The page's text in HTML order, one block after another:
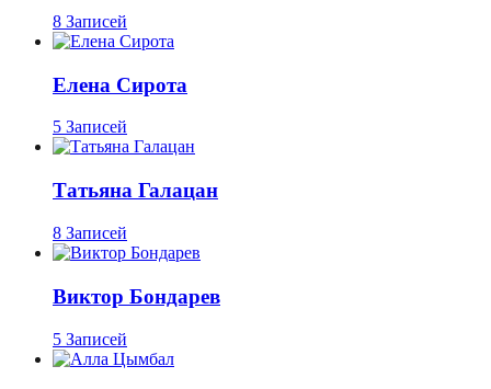
8 Записей
Елена Сирота
5 Записей
Татьяна Галацан
8 Записей
Виктор Бондарев
5 Записей